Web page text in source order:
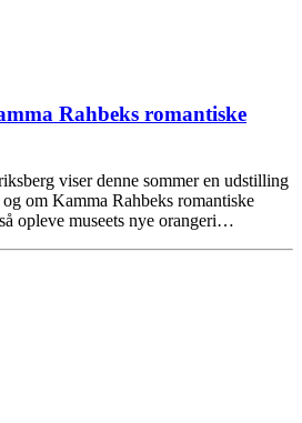
Rahbeks romantiske
viser denne sommer en udstilling
om Kamma Rahbeks romantiske
opleve museets nye orangeri…